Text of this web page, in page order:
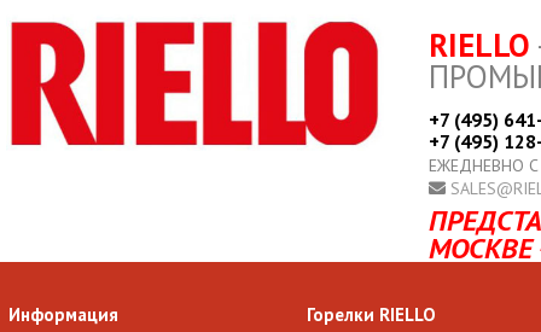
RIELLO
+7 (495)
+7 (495)
ЕЖЕДНЕВНО
МОСКВЕ
Информация
Горелки RIELLO